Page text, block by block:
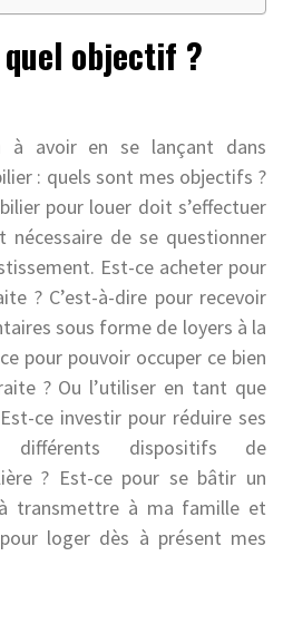
objectif ?
à avoir en se lançant dans
: quels sont mes objectifs ?
pour louer doit s’effectuer
de se questionner
Est-ce acheter pour
? C’est-à-dire pour recevoir
sous forme de loyers à la
pour pouvoir occuper ce bien
? Ou l’utiliser en tant que
ce investir pour réduire ses
dispositifs de
? Est-ce pour se bâtir un
transmettre à ma famille et
loger dès à présent mes